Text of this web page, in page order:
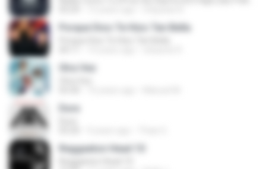
Porque Dios Te Hizo Tan Bella
Otra Vez
Dura
Reggaeton Head 10